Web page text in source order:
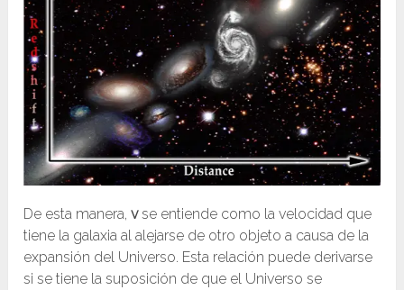
De esta manera,vse entiende como la velocidad que
tiene la galaxia al alejarse de otro objeto a causa de la
expansión del Universo. Esta relación puede derivarse
si se tiene la suposición de que el Universo se